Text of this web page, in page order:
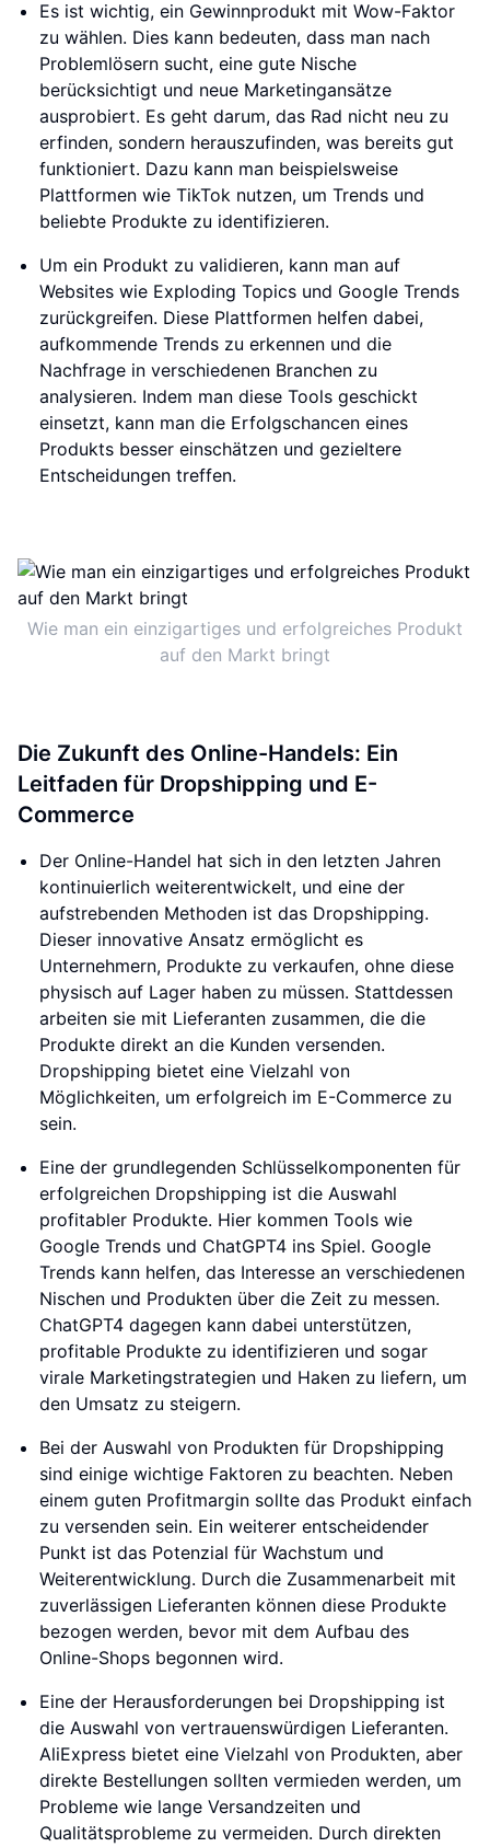
Es ist wichtig, ein Gewinnprodukt mit Wow-Faktor
zu wählen. Dies kann bedeuten, dass man nach
Problemlösern sucht, eine gute Nische
berücksichtigt und neue Marketingansätze
ausprobiert. Es geht darum, das Rad nicht neu zu
erfinden, sondern herauszufinden, was bereits gut
funktioniert. Dazu kann man beispielsweise
Plattformen wie TikTok nutzen, um Trends und
beliebte Produkte zu identifizieren.
Um ein Produkt zu validieren, kann man auf
Websites wie Exploding Topics und Google Trends
zurückgreifen. Diese Plattformen helfen dabei,
aufkommende Trends zu erkennen und die
Nachfrage in verschiedenen Branchen zu
analysieren. Indem man diese Tools geschickt
einsetzt, kann man die Erfolgschancen eines
Produkts besser einschätzen und gezieltere
Entscheidungen treffen.
Wie man ein einzigartiges und erfolgreiches Produkt
auf den Markt bringt
Die Zukunft des Online-Handels: Ein
Leitfaden für Dropshipping und E-
Commerce
Der Online-Handel hat sich in den letzten Jahren
kontinuierlich weiterentwickelt, und eine der
aufstrebenden Methoden ist das Dropshipping.
Dieser innovative Ansatz ermöglicht es
Unternehmern, Produkte zu verkaufen, ohne diese
physisch auf Lager haben zu müssen. Stattdessen
arbeiten sie mit Lieferanten zusammen, die die
Produkte direkt an die Kunden versenden.
Dropshipping bietet eine Vielzahl von
Möglichkeiten, um erfolgreich im E-Commerce zu
sein.
Eine der grundlegenden Schlüsselkomponenten für
erfolgreichen Dropshipping ist die Auswahl
profitabler Produkte. Hier kommen Tools wie
Google Trends und ChatGPT4 ins Spiel. Google
Trends kann helfen, das Interesse an verschiedenen
Nischen und Produkten über die Zeit zu messen.
ChatGPT4 dagegen kann dabei unterstützen,
profitable Produkte zu identifizieren und sogar
virale Marketingstrategien und Haken zu liefern, um
den Umsatz zu steigern.
Bei der Auswahl von Produkten für Dropshipping
sind einige wichtige Faktoren zu beachten. Neben
einem guten Profitmargin sollte das Produkt einfach
zu versenden sein. Ein weiterer entscheidender
Punkt ist das Potenzial für Wachstum und
Weiterentwicklung. Durch die Zusammenarbeit mit
zuverlässigen Lieferanten können diese Produkte
bezogen werden, bevor mit dem Aufbau des
Online-Shops begonnen wird.
Eine der Herausforderungen bei Dropshipping ist
die Auswahl von vertrauenswürdigen Lieferanten.
AliExpress bietet eine Vielzahl von Produkten, aber
direkte Bestellungen sollten vermieden werden, um
Probleme wie lange Versandzeiten und
Qualitätsprobleme zu vermeiden. Durch direkten